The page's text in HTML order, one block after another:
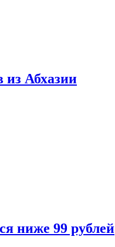
из Абхазии
ниже 99 рублей